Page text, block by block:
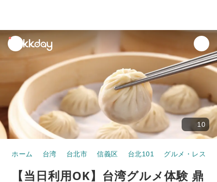
unread
notifications
10
ホーム 台湾 台北市 信義区 台北101 グルメ・レスト
【当日利用OK】台湾グルメ体験 鼎